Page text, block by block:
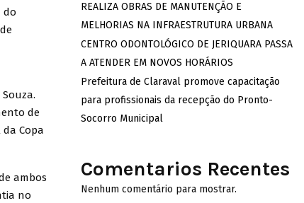
do
de
Copa
ambos
no
REALIZA OBRAS DE MANUTENÇÃO E
MELHORIAS NA INFRAESTRUTURA URBANA
CENTRO ODONTOLÓGICO DE JERIQUARA PASSA
A ATENDER EM NOVOS HORÁRIOS
Prefeitura de Claraval promove capacitação
para profissionais da recepção do Pronto-
Socorro Municipal
Comentarios Recentes
Nenhum comentário para mostrar.